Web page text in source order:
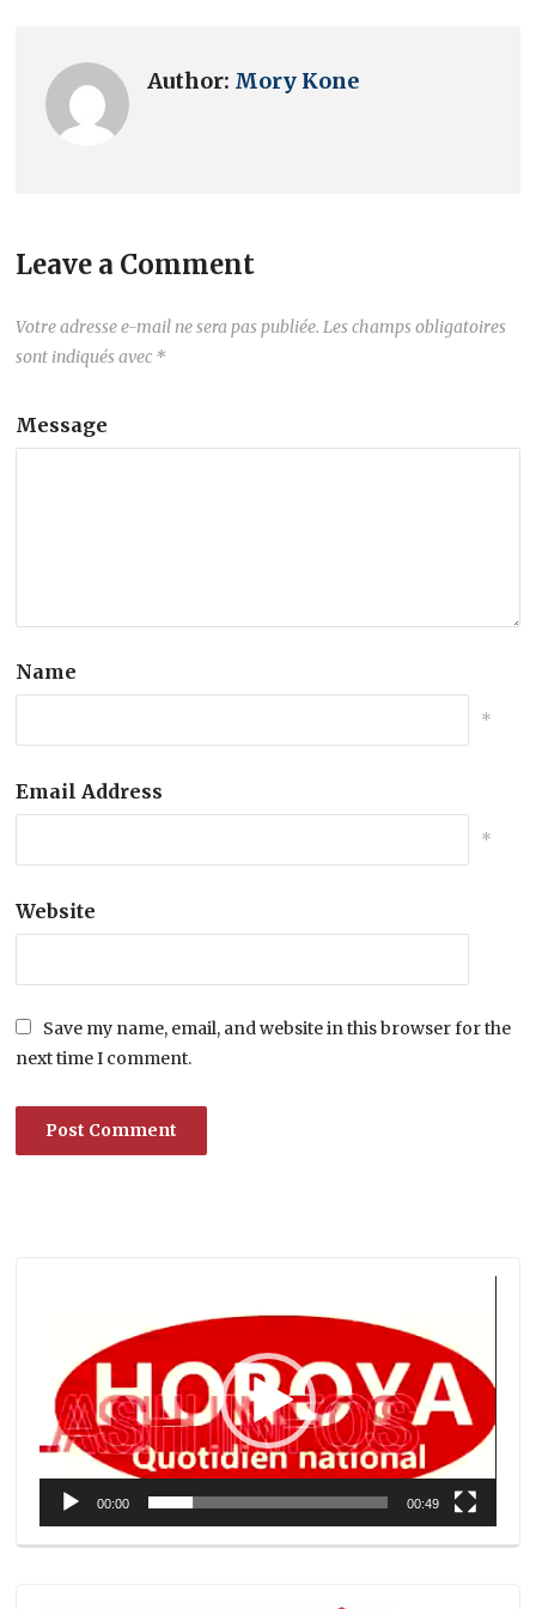
Author: Mory Kone
Leave a Comment
Votre adresse e-mail ne sera pas publiée. Les champs obligatoires
sont indiqués avec *
Message
Name
*
Email Address
*
Website
Save my name, email, and website in this browser for the
next time I comment.
00:00 00:49